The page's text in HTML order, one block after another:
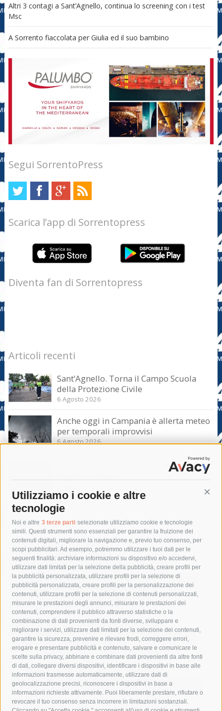
Utilizziamo i cookie e altre
tecnologie
Noi e altre 3 terze parti selezionate utilizziamo cookie e tecnologie
simili. Questi strumenti sono essenziali per garantire la fruizione dei
contenuti digitali, migliorare la navigazione e, previo tuo consenso, per
scopi pubblicitari. Ad esempio, potremmo utilizzare i tuoi dati per le
seguenti finalità: archiviare informazioni su dispositivo e/o accedervi,
utilizzare dati limitati per la selezione della pubblicità, creare profili per
la pubblicità personalizzata, utilizzare profili per la selezione di
pubblicità personalizzata, creare profili per la personalizzazione dei
contenuti, utilizzare profili per la selezione di contenuti personalizzati,
misurare le prestazioni degli annunci, misurare le prestazioni dei
contenuti, comprendere il pubblico attraverso statistiche o la
combinazione di dati provenienti da fonti diverse, sviluppare e
migliorare i servizi, utilizzare dati limitati per la selezione dei contenuti,
garantire la sicurezza, prevenire e rilevare frodi, correggere errori,
erogare e presentare pubblicità e contenuto, salvare e comunicare le
scelte sulla privacy, abbinare e combinare dati provenienti da altre fonti
di dati, collegare diversi dispositivi, identificare i dispositivi in base alle
informazioni trasmesse automaticamente, utilizzare dati di
geolocalizzazione precisi, riconoscere i dispositivi in base a
informazioni richieste attivamente. Puoi liberamente prestare, rifiutare o
revocare il tuo consenso senza incorrere in limitazioni sostanziali.
Altri 3 contagi a Sant’Agnello, continua lo screening con i test
Msc
A Sorrento fiaccolata per Giulia ed il suo bambino
Segui SorrentoPress
Scarica l’app di Sorrentopress
Diventa fan di Sorrentopress
Articoli recenti
Sant’Agnello. Torna il Campo Scuola
della Protezione Civile
6 Agosto 2026
Anche oggi in Campania è allerta meteo
per temporali improvvisi
6 Agosto 2026
Domani e sabato interrotta la linea Eav
Tag
acqua allerta meteo
anas
area marina protetta di punta campanella
arresto
Asl Napoli 3 sud
capitaneria di porto capri
carabinieri
castellammare di stabia
circumvesuviana
comune di sorrento
concerto
contagi
costiera amalfitana
covid-19 eav
elezioni
fondazione sorrento
gori guardia costiera
incidente
lavori
lorenzo balducelli mare
massa lubrense
massimo coppola
Meta napoli
ordinanza
penisola sorrentina
piano di sorrento
polizia municipale
protezione civile
Regione Campania
sant'agnello